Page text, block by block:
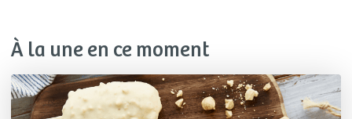
À la une en ce moment